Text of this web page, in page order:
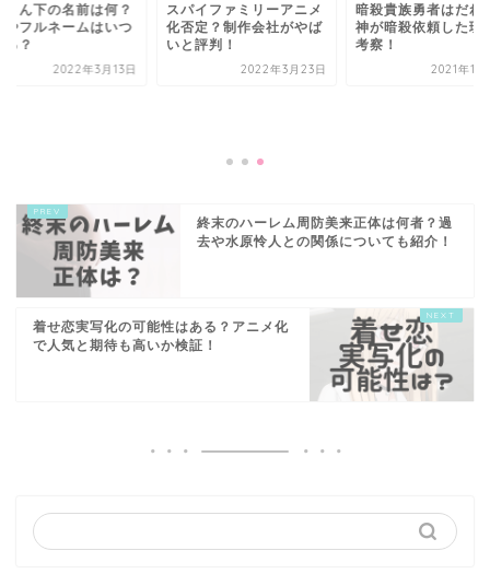
さん下の名前は何？
やフルネームはいつ
る？
2022年3月13日
スパイファミリーアニメ
化否定？制作会社がやば
いと評判！
2022年3月23日
暗殺貴族勇者はだれ
神が暗殺依頼した理
考察！
2021年11
終末のハーレム周防美来正体は何者？過
去や水原怜人との関係についても紹介！
着せ恋実写化の可能性はある？アニメ化
で人気と期待も高いか検証！